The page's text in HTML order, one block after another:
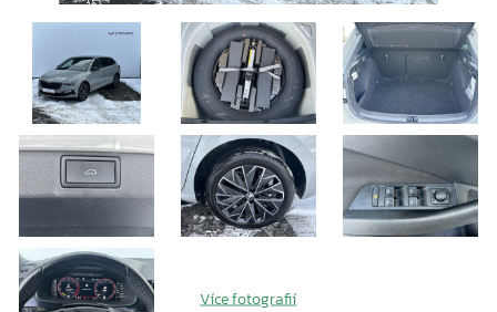
Více fotografií